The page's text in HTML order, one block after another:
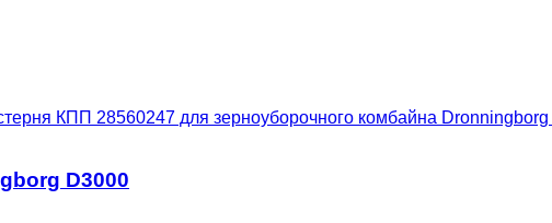
КПП 28560247 для зерноуборочного комбайна
D3000